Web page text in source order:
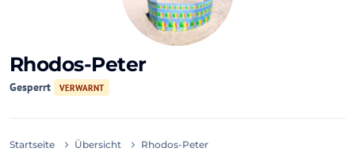
Rhodos-Peter
Gesperrt VERWARNT
Startseite Übersicht Rhodos-Peter